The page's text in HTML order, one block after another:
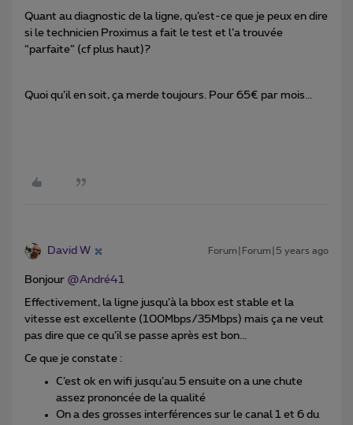
Quant au diagnostic de la ligne, qu’est-ce que je peux en dire
si le technicien Proximus a fait le test et l’a trouvée
“parfaite” (cf plus haut)?
Quoi qu’il en soit, ça merde toujours. Pour 65€ par mois...
David W Forum|Forum|5 years ago
Bonjour @André41
Effectivement, la ligne jusqu’à la bbox est stable et la
vitesse est excellente (100Mbps/35Mbps) mais ça ne veut
pas dire que ce qu’il se passe après est bon...
Ce que je constate :
C’est ok en wifi jusqu’au 5 ensuite on a une chute
assez prononcée de la qualité
On a des grosses interférences sur le canal 1 et 6 du